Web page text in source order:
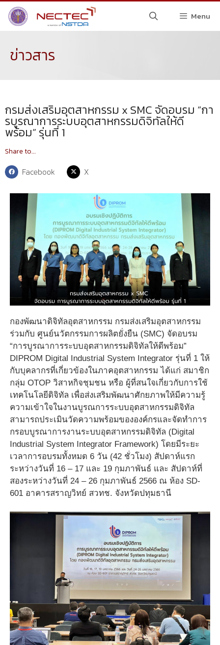
Menu
ข่าวสาร
กรมส่งเสริมอุตสาหกรรม x SMC จัดอบรม “กา
รบูรณาการระบบอุตสาหกรรมดิจิทัลให้ดี
พร้อม” รุ่นที่ 1
Share to...
Facebook X
กองพัฒนาดิจิทัลอุตสาหกรรม กรมส่งเสริมอุตสาหกรรม
ร่วมกับ ศูนย์นวัตกรรมการผลิตยั่งยืน (SMC) จัดอบรม
“การบูรณาการระบบอุตสาหกรรมดิจิทัลให้ดีพร้อม”
DIPROM Digital Industrial System Integrator รุ่นที่ 1 ให้
กับบุคลากรที่เกี่ยวข้องในภาคอุตสาหกรรม ได้แก่ สมาชิก
กลุ่ม OTOP วิสาหกิจชุมชน หรือ ผู้ที่สนใจเกี่ยวกับการใช้
เทคโนโลยีดิจิทัล เพื่อส่งเสริมพัฒนาศักยภาพให้มีความรู้
ความเข้าใจในงานบูรณการระบบอุตสาหกรรมดิจิทัล
สามารถประเมินวัดความพร้อมขององค์กรและจัดทำการ
กรอบบูรณาการงานระบบอุตสาหกรรมดิจิทัล (Digital
Industrial System Integrator Framework) โดยมีระยะ
เวลาการอบรมทั้งหมด 6 วัน (42 ชั่วโมง) สัปดาห์แรก
ระหว่างวันที่ 16 – 17 และ 19 กุมภาพันธ์ และ สัปดาห์ที่
สองระหว่างวันที่ 24 – 26 กุมภาพันธ์ 2566 ณ ห้อง SD-
601 อาคารสราญวิทย์ สวทช. จังหวัดปทุมธานี